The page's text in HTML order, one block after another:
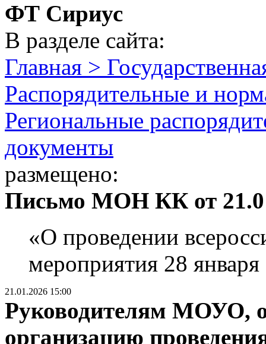
ФТ Сириус
В разделе сайта:
Главная >
Распорядительные и
Региональные
документы
размещено:
Письмо МОН КК от
«О проведении
мероприятия 28 января
21.01.2026 15:00
Руководителям МОУО,
организацию